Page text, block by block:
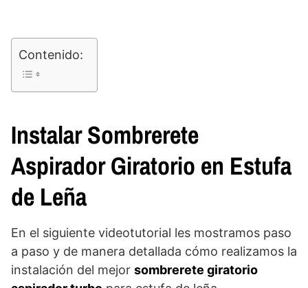
Contenido:
Instalar Sombrerete
Aspirador Giratorio en Estufa
de Leña
En el siguiente videotutorial les mostramos paso
a paso y de manera detallada cómo realizamos la
instalación del mejor sombrerete giratorio